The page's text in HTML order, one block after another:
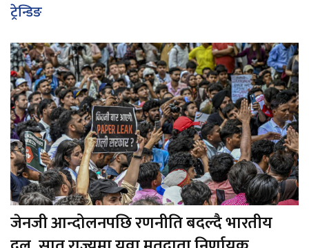
ट्रेन्डिङ
जेनजी आन्दोलनपछि रणनीति बदल्दै भारतीय